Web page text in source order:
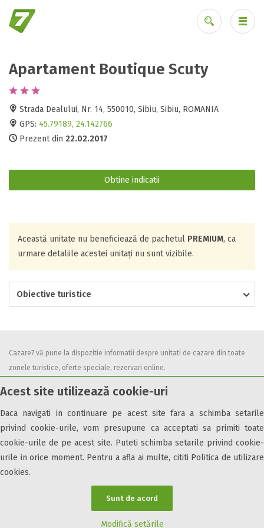
Acest site utilizează cookie-uri
Daca navigati in continuare pe acest site fara a schimba setarile
privind cookie-urile, vom presupune ca acceptati sa primiti toate
cookie-urile de pe acest site. Puteti schimba setarile privind cookie-
urile in orice moment. Pentru a afla ai multe, cititi Politica de utilizare
cookies.
Sunt de acord
Modifică setările
Ai uitat parola?
Apartament Boutique Scuty
Strada Dealului, Nr. 14, 550010, Sibiu, Sibiu, ROMANIA
GPS: 45.79189, 24.142766
Prezent din 22.02.2017
Obtine indicatii
Această unitate nu beneficiează de pachetul PREMIUM, ca
urmare detaliile acestei unitați nu sunt vizibile.
Obiective turistice
Cazare7 vă pune la dispozitie informatii despre unitati de cazare din toate
zonele turistice, oferte speciale, rezervari online.
condițiile de utilizare.
Informații utile Parteneri Cazare7